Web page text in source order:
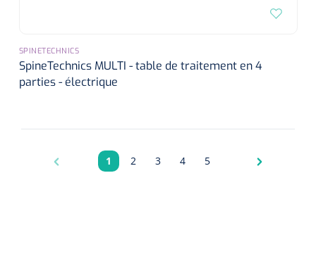
SPINETECHNICS
SpineTechnics MULTI - table de traitement en 4
parties - électrique
Pagina
1 Pagina
2 Pagina
3 Pagina
4 Pagina
5